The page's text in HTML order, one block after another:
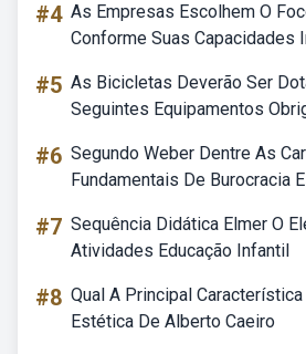
#4 As Empresas Escolhem O
Conforme Suas Capacidades
#5 As Bicicletas Deverão Ser
Seguintes Equipamentos
#6 Segundo Weber Dentre As
Fundamentais De Burocracia
#7 Sequência Didática Elmer O
Atividades Educação Infantil
#8 Qual A Principal
Estética De Alberto Caeiro